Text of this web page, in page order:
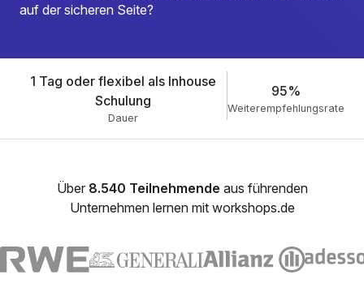
auf der sicheren Seite?
1 Tag oder flexibel als Inhouse
Schulung
Dauer
95%
Weiterempfehlungsrate
Über 8.540 Teilnehmende aus führenden
Unternehmen lernen mit workshops.de